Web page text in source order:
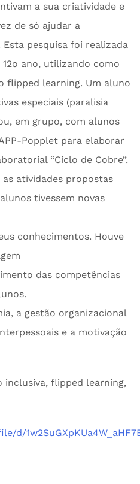
a sua criatividade e
de só ajudar a
pesquisa foi realizada
ano, utilizando como
flipped learning. Um aluno
especiais (paralisia
em grupo, com alunos
Popplet para elaborar
“Ciclo de Cobre”.
atividades propostas
tivessem novas
conhecimentos. Houve
das competências
a gestão organizacional
e a motivação
inclusiva, flipped learning,
d/